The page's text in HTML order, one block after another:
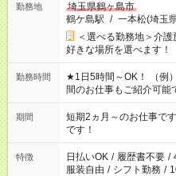
勤務地
埼玉県鶴ヶ島市
鶴ケ島駅 / 一本松(埼玉
＜選べる勤務地＞介
好きな場所を選べます！
勤務時間
★1日5時間～OK！ （例
間のお仕事もご紹介可能
庭の都合でお休みが必要
週最低15時間以上の勤務
期間
短期2ヵ月～のお仕事で
です！
特徴 日払いOK / 履歴書不要 /
服装自由 / シフト勤務 /